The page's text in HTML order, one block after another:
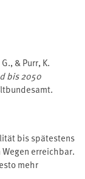
& Purr, K.
bis 2050
bis spätestens
erreichbar.
mehr